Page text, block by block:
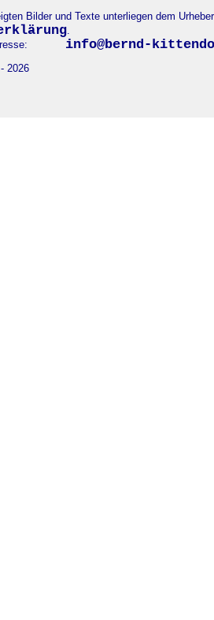
Bilder und Texte unterliegen dem
.
info@bernd-
2026